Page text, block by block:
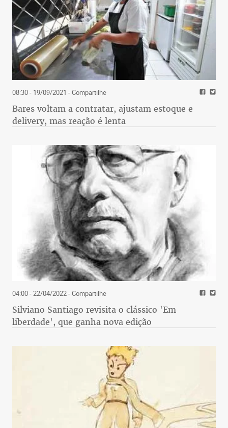
08:30 - 19/09/2021 - Compartilhe
Bares voltam a contratar, ajustam estoque e
delivery, mas reação é lenta
04:00 - 22/04/2022- Compartilhe
Silviano Santiago revisita o clássico 'Em
liberdade', que ganha nova edição